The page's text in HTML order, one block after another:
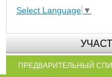
Select Language ▼
ПРЕДВАРИТЕЛЬНЫЙ